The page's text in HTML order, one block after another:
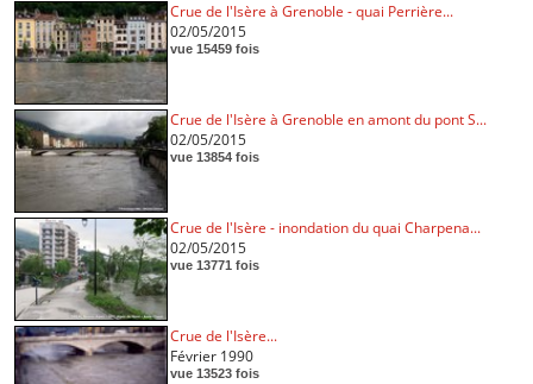
Crue de l'Isère à Grenoble - quai Perrière...
02/05/2015
vue 15459 fois
Crue de l'Isère à Grenoble en amont du pont S...
02/05/2015
vue 13854 fois
Crue de l'Isère - inondation du quai Charpena...
02/05/2015
vue 13771 fois
Crue de l'Isère...
Février 1990
vue 13523 fois